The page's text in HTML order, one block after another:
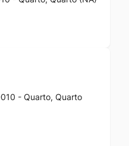
- Quarto, Quarto